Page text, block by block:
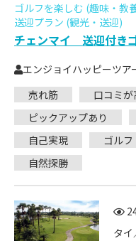
ゴルフを楽しむ (趣味・教
送迎プラン (観光・送迎)
チェンマイ 送迎付き
エンジョイハッピーツア
売れ筋
口コミが
ピックアップあり
自己実現
ゴルフ
自然探勝
タ